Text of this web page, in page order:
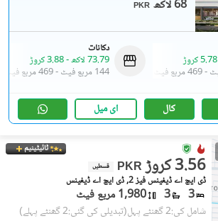
PKR 68 لاکھ
5.78 کروڑ
-469 مربع فیٹ
دکانات
73.79 لاکھ
-3.88 کروڑ
144 مربع فیٹ
-469 مربع فیٹ
کال ای میل
ٹائیٹینیم
PKR 3.56 کروڑ قسطیں
ڈی ایچ اے ڈیفینس فیز 2, ڈی ایچ اے ڈیفینس
3
3 1,980 مربع فیٹ
شامل کی:2 گھنٹے پہل (تبدیلی کی گئی:2 گھنٹے پہلے)